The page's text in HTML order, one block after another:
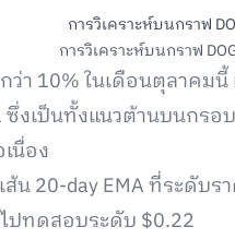
การวิเคราะห์บนกราฟ
ว่า 10% ในเดือนตุลาคม
งเป็นทั้งแนวต้านบนกรอ
นื่อง
น 20-day EMA ที่ระดับร
ปทดสอบระดับ $0.22